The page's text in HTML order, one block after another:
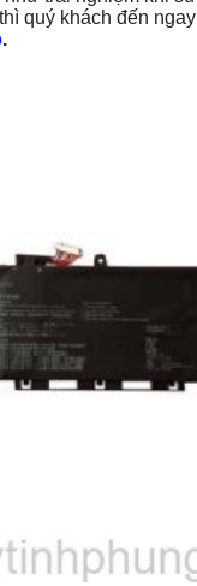
quý khách đến ngay
.